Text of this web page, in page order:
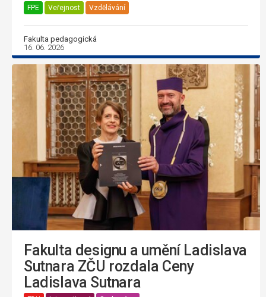
FPE Veřejnost Vzdělávání
Fakulta pedagogická
16. 06. 2026
Fakulta designu a umění Ladislava
Sutnara ZČU rozdala Ceny
Ladislava Sutnara